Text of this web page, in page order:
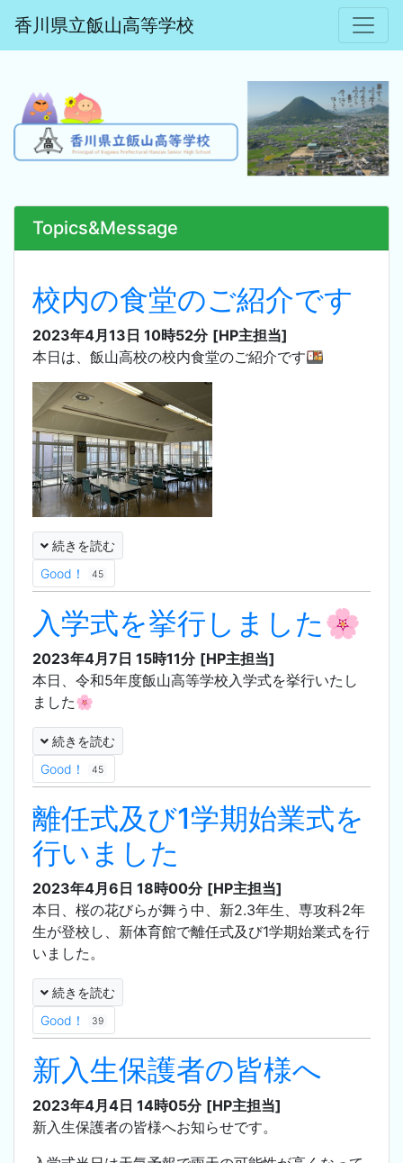
香川県立飯山高等学校
Topics&Message
校内の食堂のご紹介です
2023年4月13日 10時52分 [HP主担当]
本日は、飯山高校の校内食堂のご紹介です🍱
続きを読む
Good！
45
入学式を挙行しました🌸
2023年4月7日 15時11分 [HP主担当]
本日、令和5年度飯山高等学校入学式を挙行いたし
ました🌸
続きを読む
Good！
45
離任式及び1学期始業式を
行いました
2023年4月6日 18時00分 [HP主担当]
本日、桜の花びらが舞う中、新2.3年生、専攻科2年
生が登校し、新体育館で離任式及び1学期始業式を行
いました。
続きを読む
Good！
39
新入生保護者の皆様へ
2023年4月4日 14時05分 [HP主担当]
新入生保護者の皆様へお知らせです。